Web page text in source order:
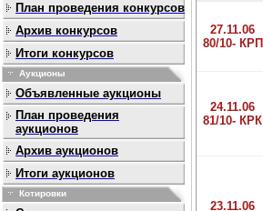
План проведения конкурсов
Архив конкурсов
Итоги конкурсов
Аукционы
Объявленные аукционы
План проведения
аукционов
Архив аукционов
Итоги аукционов
Котировки
27.11.06
80/10- КРП
24.11.06
81/10- КРК
23.11.06